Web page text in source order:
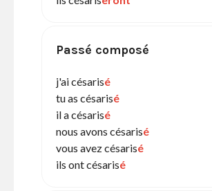
Passé composé
j'ai césarisé
tu as césarisé
il a césarisé
nous avons césarisé
vous avez césarisé
ils ont césarisé